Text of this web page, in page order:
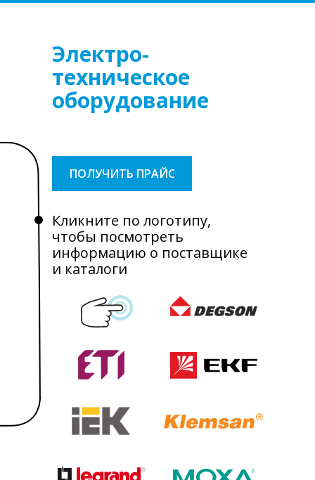
ПОЛУЧИТЬ ПРАЙС
Кликните по логотипу,
чтобы посмотреть
информацию о поставщике
и каталоги
Электро-
техническое
оборудование